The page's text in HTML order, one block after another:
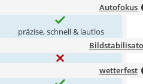
Autofokus
präzise, schnell & lautlos
wetterfest